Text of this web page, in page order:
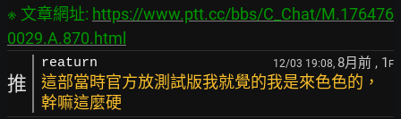
※ 文章網址: https://www.ptt.cc/bbs/C_Chat/M.176476
0029.A.870.html
推
reaturn 12/03 19:08, 8月前 , 1 F
這部當時官方放測試版我就覺的我是來色色的，
幹嘛這麼硬